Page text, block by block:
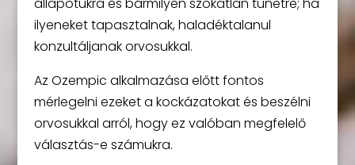
ilyeneket tapasztalnak, haladéktalanul
konzultáljanak orvosukkal.
Az Ozempic alkalmazása előtt fontos
mérlegelni ezeket a kockázatokat és beszélni
orvosukkal arról, hogy ez valóban megfelelő
választás-e számukra.